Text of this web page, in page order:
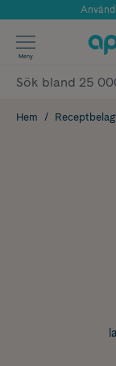
Meny
Hem